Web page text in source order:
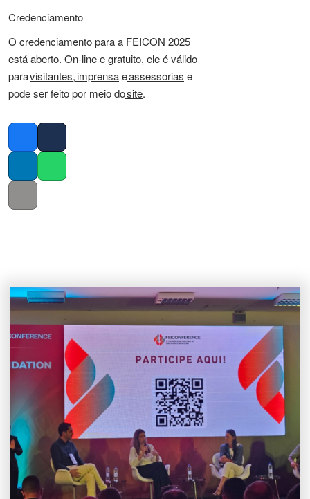
Credenciamento
O credenciamento para a FEICON 2025
está aberto. On-line e gratuito, ele é válido
paravisitantes,imprensaeassessorias e
pode ser feito por meio dosite.
Facebook
Twitter
LinkedInWhatsapp
Copy link